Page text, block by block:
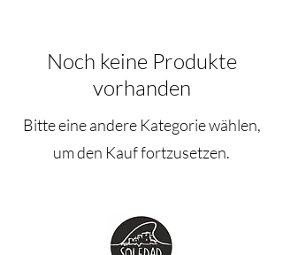
Noch keine Produkte
vorhanden
Bitte eine andere Kategorie wählen,
um den Kauf fortzusetzen.